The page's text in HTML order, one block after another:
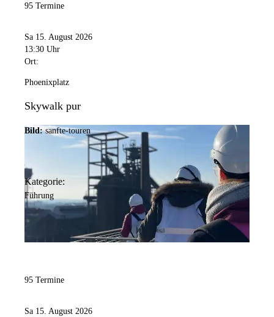
95 Termine
Sa 15. August 2026
13:30 Uhr
Ort:
Phoenixplatz
Skywalk pur
Bild: sanfte-touren
Kategorie:
Führung
95 Termine
Sa 15. August 2026